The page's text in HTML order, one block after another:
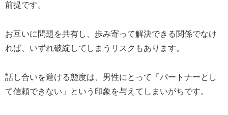
前提です。
お互いに問題を共有し、歩み寄って解決できる関係でなけ
れば、いずれ破綻してしまうリスクもあります。
話し合いを避ける態度は、男性にとって「パートナーとし
て信頼できない」という印象を与えてしまいがちです。